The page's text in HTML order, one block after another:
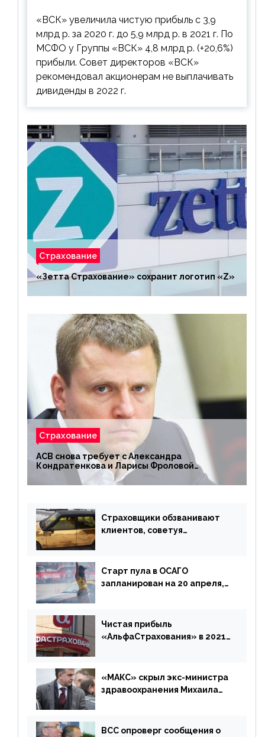
выплачивать
«ВСК» увеличила чистую прибыль с 3,9
млрд р. за 2020 г. до 5,9 млрд р. в 2021 г. По
МСФО у Группы «ВСК» 4,8 млрд р. (+20,6%)
прибыли. Совет директоров «ВСК»
рекомендовал акционерам не выплачивать
дивиденды в 2022 г.
Страхование
«Зетта Страхование» сохранит логотип «Z»
Страхование
АСВ снова требует с Александра
Кондратенкова и Ларисы Фроловой
возмещения убытков на 1,5 млрд р.
Страховщики обзванивают
клиентов, советуя
Старт пула в ОСАГО
запланирован на 20 апреля,
дублировать [дополнено]
Чистая прибыль
«АльфаСтрахования» в 2021
«МАКС» скрыл экс-министра
здравоохранения Михаила
ВСС опроверг сообщения о